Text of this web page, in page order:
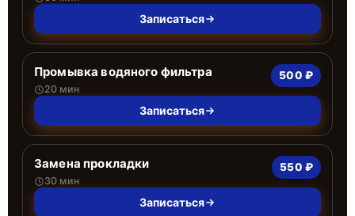
Записаться
Промывка водяного фильтра
20 мин
500 ₽
Записаться
Замена прокладки
30 мин
550 ₽
Записаться